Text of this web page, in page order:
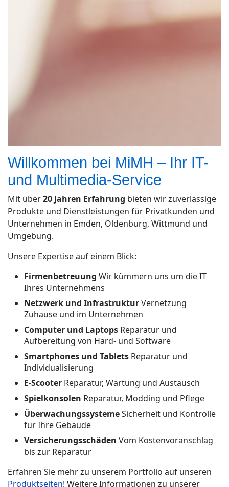
Willkommen bei MiMH – Ihr IT-
und Multimedia-Service
Mit über20 Jahren Erfahrung bieten wir zuverlässige
Produkte und Dienstleistungen für Privatkunden und
Unternehmen in Emden, Oldenburg, Wittmund und
Umgebung.
Unsere Expertise auf einem Blick:
Firmenbetreuung Wir kümmern uns um die IT
Ihres Unternehmens
Netzwerk und InfrastrukturVernetzung
Zuhause und im Unternehmen
Computer und Laptops Reparatur und
Aufbereitung von Hard- und Software
Smartphones und Tablets Reparatur und
Individualisierung
E-Scooter Reparatur, Wartung und Austausch
Spielkonsolen Reparatur, Modding und Pflege
ÜberwachungssystemeSicherheit und Kontrolle
für Ihre Gebäude
Versicherungsschäden Vom Kostenvoranschlag
bis zur Reparatur
Erfahren Sie mehr zu unserem Portfolio auf unseren
Produktseiten! Weitere Informationen zu unserer